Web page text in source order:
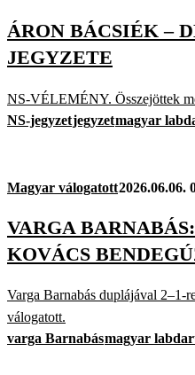
ÁRON BÁCSIÉK –
JEGYZETE
NS-VÉLEMÉNY. Összejöttek
NS-jegyzetjegyzetmagyar
Magyar válogatott2026.06.06.
VARGA
KOVÁCS
Varga Barnabás duplájával 2–1-
válogatott.
varga Barnabásmagyar